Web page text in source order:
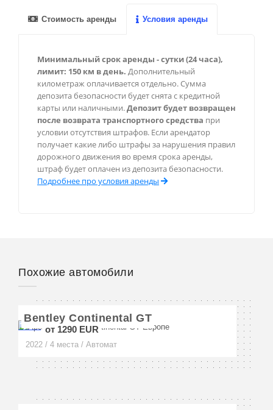
Шамони
Монако
Монте-Карло
Берлин
Неаполь
Венеция
Стоимость аренды Условия аренды
Минимальный срок аренды - сутки (24 часа),
лимит: 150 км в день. Дополнительный
километраж оплачивается отдельно. Сумма
депозита безопасности будет снята с кредитной
карты или наличными.Депозит будет возвращен
после возврата транспортного средства при
условии отсутствия штрафов. Если арендатор
получает какие либо штрафы за нарушения правил
дорожного движения во время срока аренды,
штраф будет оплачен из депозита безопасности.
Подробнее про условия аренды
Похожие автомобили
Bentley Continental GT
от 1290 EUR
2022 / 4 места / Автомат